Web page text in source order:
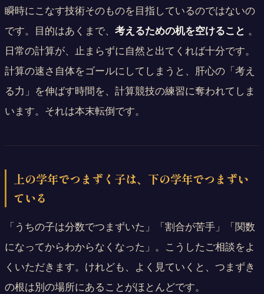
瞬時にこなす技術そのものを目指しているのではないの
です。目的はあくまで、 考えるための机を空けること 。
日常の計算が、止まらずに自然と出てくれば十分です。
計算の速さ自体をゴールにしてしまうと、肝心の「考え
る力」を伸ばす時間を、計算競技の練習に奪われてしま
います。それは本末転倒です。
上の学年でつまずく子は、下の学年でつまずい
ている
「うちの子は分数でつまずいた」「割合が苦手」「関数
になってからわからなくなった」。こうしたご相談をよ
くいただきます。けれども、よく見ていくと、つまずき
の根は別の場所にあることがほとんどです。